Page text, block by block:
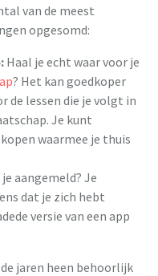
van de meest
opgesomd:
Haal je echt waar voor je
? Het kan goedkoper
de lessen die je volgt in
Je kunt
waarmee je thuis
aangemeld? Je
dat je zich hebt
versie van een app
jaren heen behoorlijk